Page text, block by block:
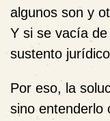
algunos son y
Y si se vacía
sustento
Por eso, la
sino entenderlo